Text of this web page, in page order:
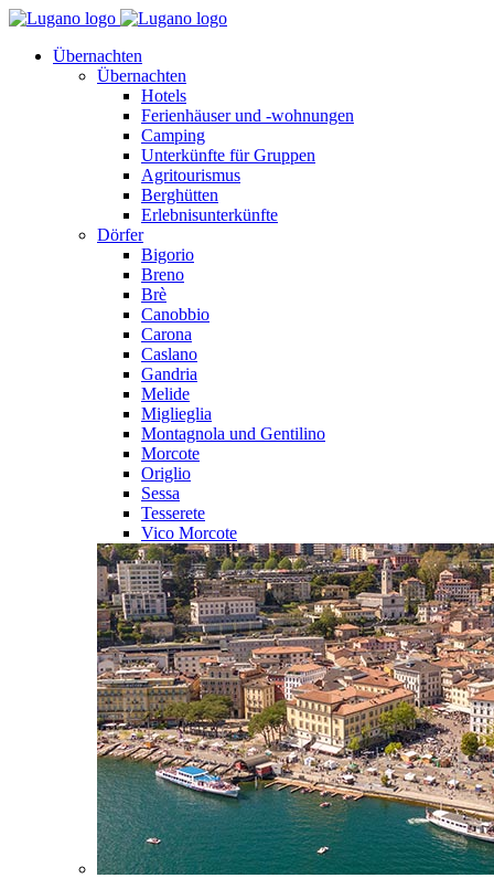
Übernachten
Übernachten
Hotels
Ferienhäuser und -wohnungen
Camping
Unterkünfte für Gruppen
Agritourismus
Berghütten
Erlebnisunterkünfte
Dörfer
Bigorio
Breno
Brè
Canobbio
Carona
Caslano
Gandria
Melide
Miglieglia
Montagnola und Gentilino
Morcote
Origlio
Sessa
Tesserete
Vico Morcote